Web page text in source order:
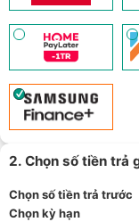
12 Giảm 5% tối đa
tiết)
13
Ưu đãi mua dán
bảng/Laptop/Đồng
14
Giảm thêm 15%
Sony khi mua kèm
hồ thông minh - (
15 TPBank Evo -
tháng - (Xem chi
16 Giảm tới 500.000đ
2. Chọn số tiền trả
Chọn số tiền trả trước
Chọn kỳ hạn